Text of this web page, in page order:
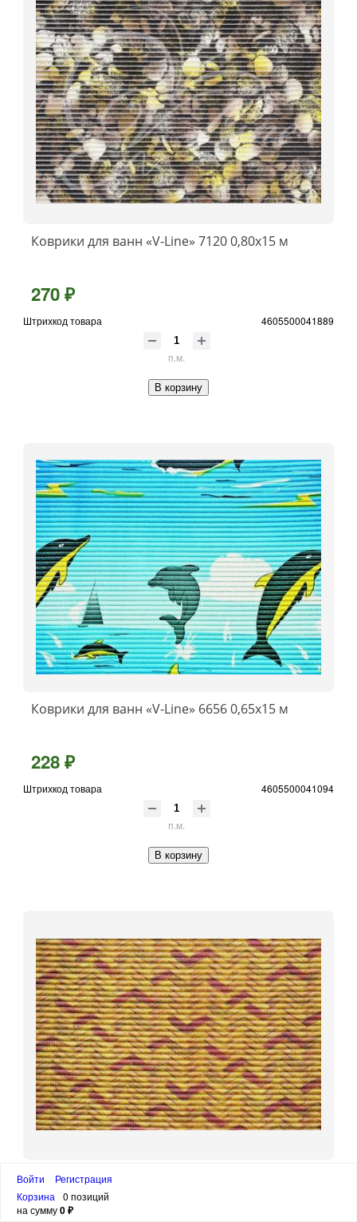
Коврики для ванн «V-Line» 7120 0,80x15 м
270 ₽
Штрихкод товара 4605500041889
п.м.
В корзину
Коврики для ванн «V-Line» 6656 0,65x15 м
228 ₽
Штрихкод товара 4605500041094
п.м.
В корзину
Коврики для ванн «V-Line» 7019 0,65x15 м
Войти
Регистрация
Корзина
0 позиций
на сумму0 ₽